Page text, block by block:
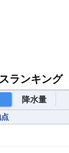
ランキング
降水量